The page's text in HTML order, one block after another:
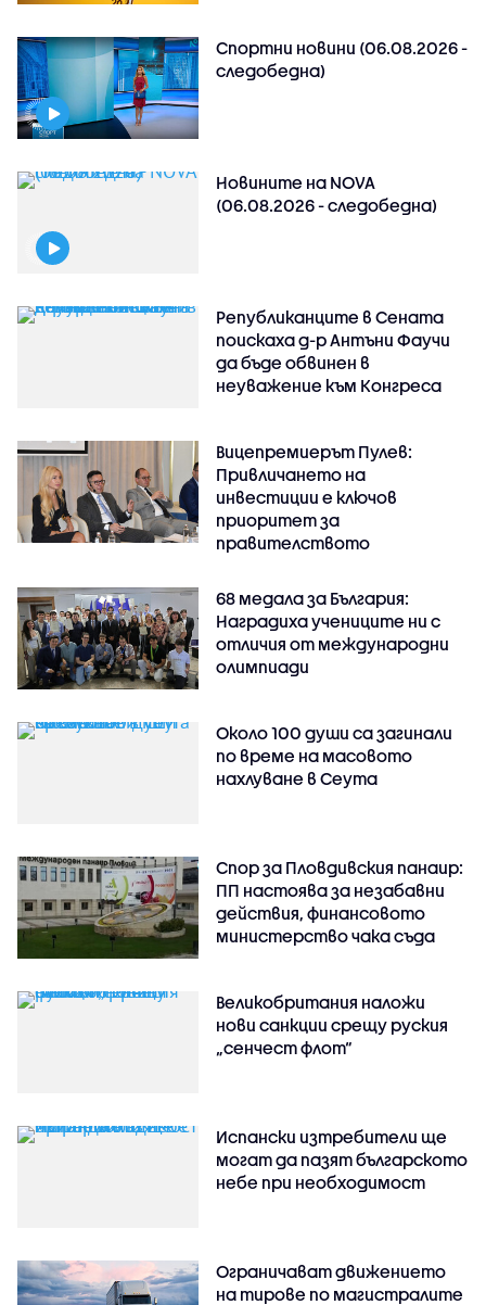
Спортни новини (06.08.2026 -
следобедна)
Новините на NOVA
(06.08.2026 - следобедна)
Републиканците в Сената
поискаха д-р Антъни Фаучи
да бъде обвинен в
неуважение към Конгреса
Вицепремиерът Пулев:
Привличането на
инвестиции е ключов
приоритет за
правителството
68 медала за България:
Наградиха учениците ни с
отличия от международни
олимпиади
Около 100 души са загинали
по време на масовото
нахлуване в Сеута
Спор за Пловдивския панаир:
ПП настоява за незабавни
действия, финансовото
министерство чака съда
Великобритания наложи
нови санкции срещу руския
„сенчест флот“
Испански изтребители ще
могат да пазят българското
небе при необходимост
Ограничават движението
на тирове по магистралите